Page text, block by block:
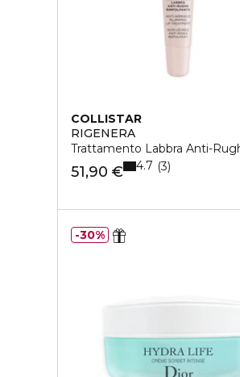
COLLISTAR
RIGENERA
Trattamento Labbra Anti-
51,90 € 4.7 3
30%